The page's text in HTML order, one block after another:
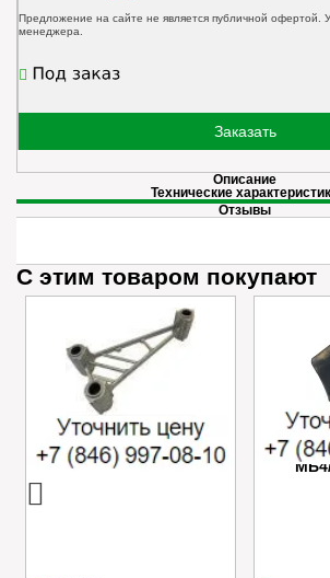
Предложение на сайте не является публичной офертой.
менеджера.
Заказать
Описание
Технические
Отзывы
С этим товаром покупают
Успокоитель цепи
Caiman VARIO
Пробка